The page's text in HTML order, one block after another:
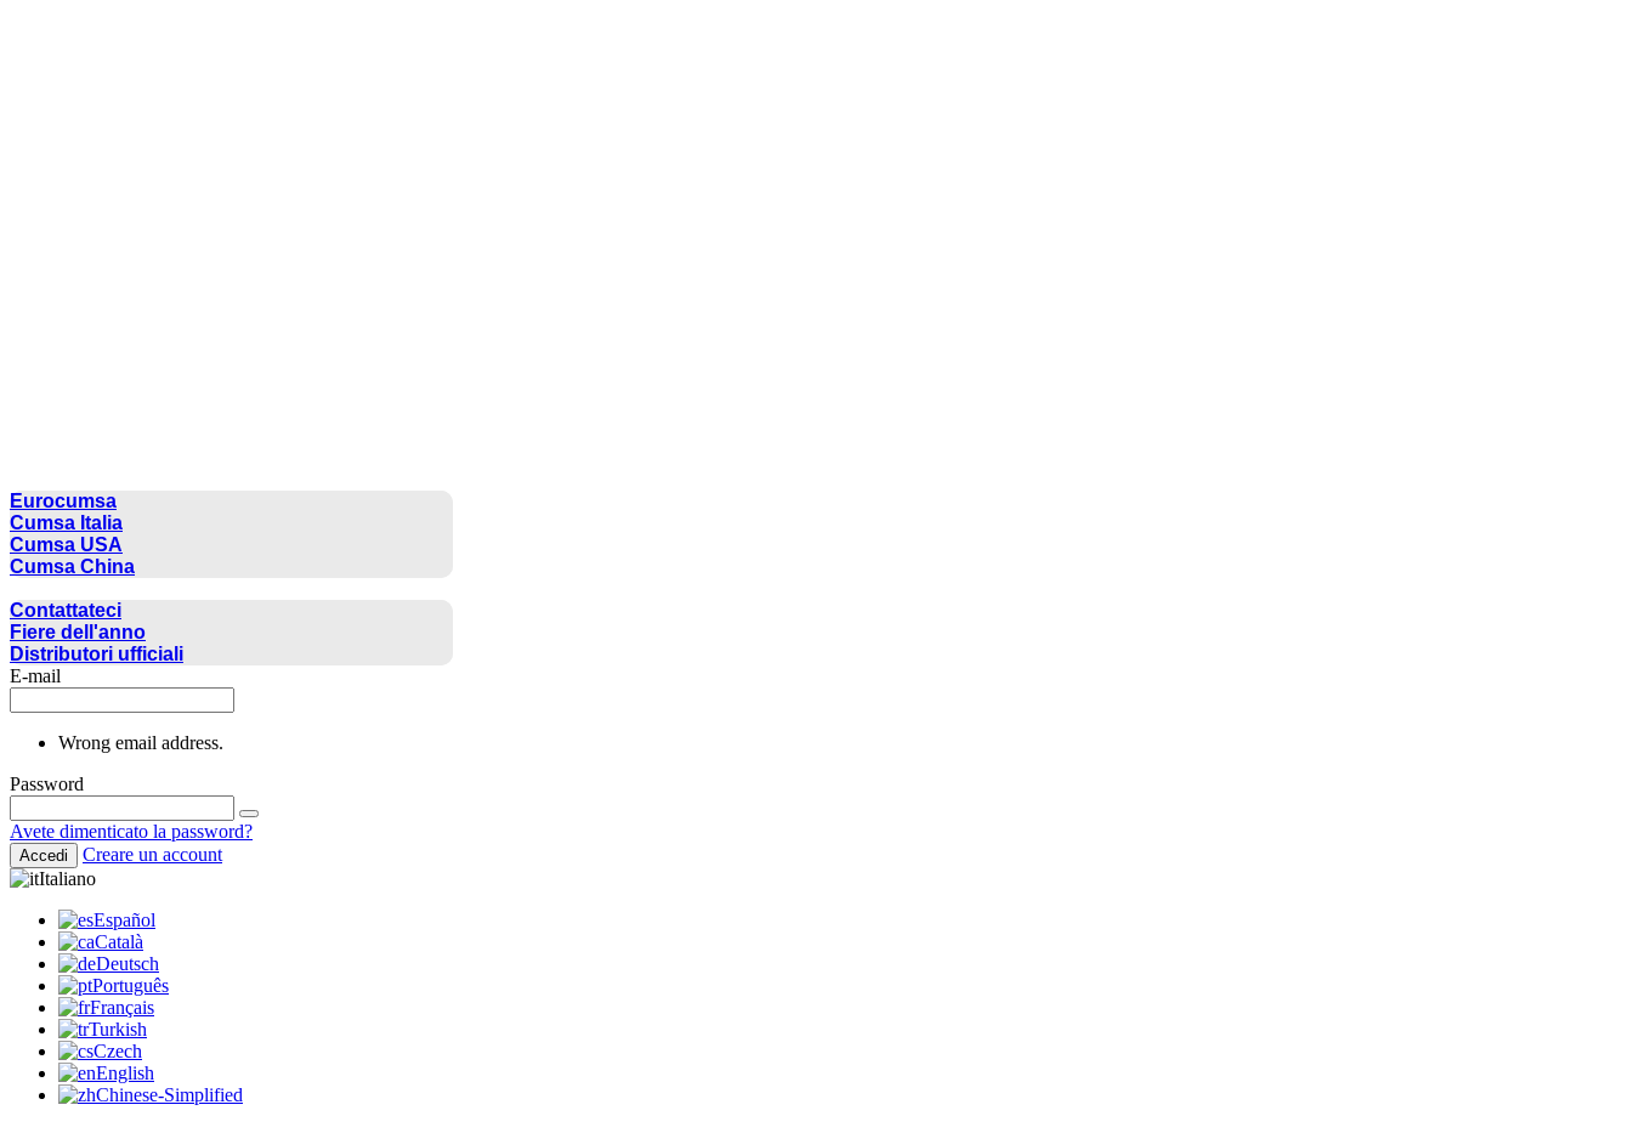
Eurocumsa
Cumsa Italia
Cumsa USA
Cumsa China
Contattateci
Fiere dell'anno
Distributori ufficiali
E-mail
Wrong email address.
Password
Avete dimenticato la password?
Accedi
Creare un account
Italiano
Español
Català
Deutsch
Português
Français
Turkish
Czech
English
Chinese-Simplified